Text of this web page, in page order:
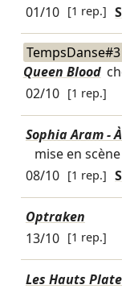
01/10 [1 rep.]
TempsDanse#3
Queen Blood
02/10 [1 rep.]
Sophia Aram -
mise en scène
08/10 [1 rep.]
Optraken
13/10 [1 rep.]
Les Hauts